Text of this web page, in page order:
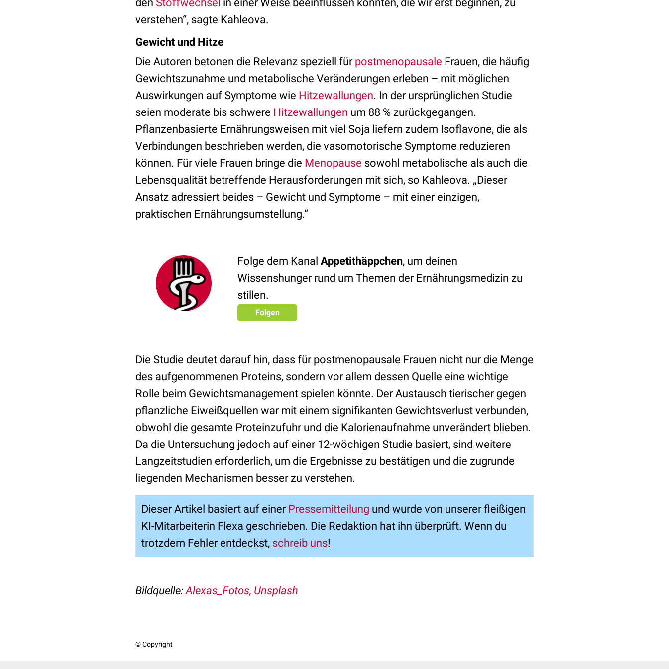
den Stoffwechsel in einer Weise beeinflussen könnten, die wir erst beginnen, zu
verstehen“, sagte Kahleova.
Gewicht und Hitze
Die Autoren betonen die Relevanz speziell für postmenopausale Frauen, die häufig
Gewichtszunahme und metabolische Veränderungen erleben – mit möglichen
Auswirkungen auf Symptome wie Hitzewallungen. In der ursprünglichen Studie
seien moderate bis schwere Hitzewallungen um 88 % zurückgegangen.
Pflanzenbasierte Ernährungsweisen mit viel Soja liefern zudem Isoflavone, die als
Verbindungen beschrieben werden, die vasomotorische Symptome reduzieren
können. Für viele Frauen bringe die Menopause sowohl metabolische als auch die
Lebensqualität betreffende Herausforderungen mit sich, so Kahleova. „Dieser
Ansatz adressiert beides – Gewicht und Symptome – mit einer einzigen,
praktischen Ernährungsumstellung.“
Folge dem Kanal Appetithäppchen, um deinen
Wissenshunger rund um Themen der Ernährungsmedizin zu
stillen.
Folgen
Die Studie deutet darauf hin, dass für postmenopausale Frauen nicht nur die Menge
des aufgenommenen Proteins, sondern vor allem dessen Quelle eine wichtige
Rolle beim Gewichtsmanagement spielen könnte. Der Austausch tierischer gegen
pflanzliche Eiweißquellen war mit einem signifikanten Gewichtsverlust verbunden,
obwohl die gesamte Proteinzufuhr und die Kalorienaufnahme unverändert blieben.
Da die Untersuchung jedoch auf einer 12-wöchigen Studie basiert, sind weitere
Langzeitstudien erforderlich, um die Ergebnisse zu bestätigen und die zugrunde
liegenden Mechanismen besser zu verstehen.
Dieser Artikel basiert auf einer Pressemitteilung und wurde von unserer fleißigen
KI-Mitarbeiterin Flexa geschrieben. Die Redaktion hat ihn überprüft. Wenn du
trotzdem Fehler entdeckst, schreib uns!
Bildquelle:Alexas_Fotos, Unsplash
© Copyright